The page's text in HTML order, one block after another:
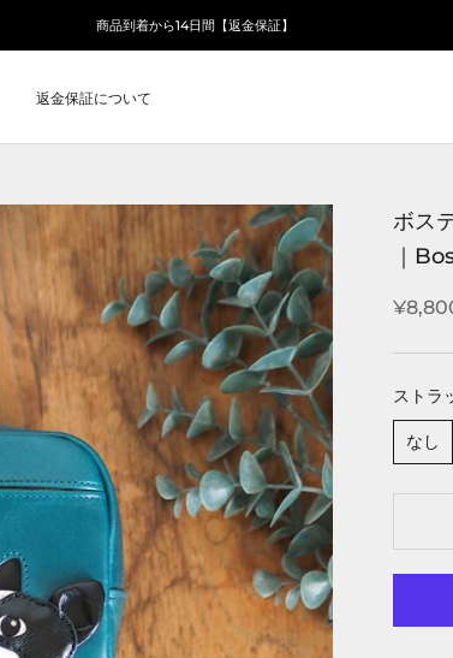
商品到着から14日間【返金保証】
返金保証について
ボス
｜
ストラ
なし